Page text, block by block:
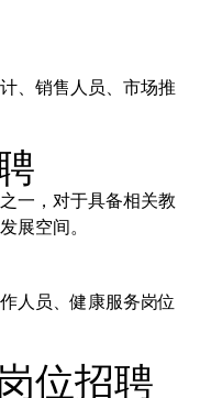
、销售人员、市场推
一，对于具备相关教
展空间。
人员、健康服务岗位
位招聘